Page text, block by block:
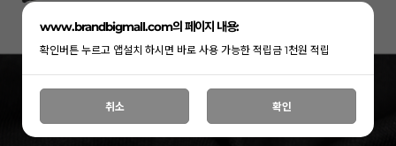
www.brandbigmall.com의 페이지 내용:
확인버튼 누르고 앱설치 하시면 바로 사용 가능한 적립금 1천원 적립
취소 확인